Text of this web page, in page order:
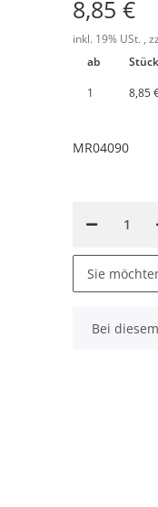
8,85 €
inkl. 19% USt. ,
ab
1
8,85
MR04090
Sie
x
Bei